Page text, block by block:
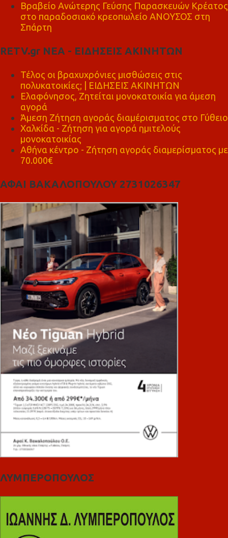
Βραβείο Ανώτερης Γεύσης Παρασκευών Κρέατος
στο παραδοσιακό κρεοπωλείο ΑΝΟΥΣΟΣ στη
Σπάρτη
RETV.gr ΝΕΑ - ΕΙΔΗΣΕΙΣ ΑΚΙΝΗΤΩΝ
Τέλος οι βραχυχρόνιες μισθώσεις στις
πολυκατοικίες; | ΕΙΔΗΣΕΙΣ ΑΚΙΝΗΤΩΝ
Ελαφόνησος, Ζητείται μονοκατοικία για άμεση
αγορά
Άμεση Ζήτηση αγοράς διαμέρισματος στο Γύθειο
Χαλκίδα - Ζήτηση για αγορά ημιτελούς
μονοκατοικίας
Αθήνα κέντρο - Ζήτηση αγοράς διαμερίσματος με
70.000€
ΑΦΑΙ ΒΑΚΑΛΟΠΟΥΛΟΥ 2731026347
ΛΥΜΠΕΡΟΠΟΥΛΟΣ